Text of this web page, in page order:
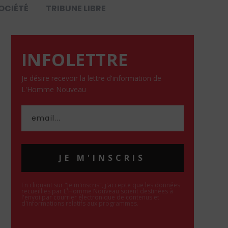
TRIBUNE LIBRE
INFOLETTRE
Je désire recevoir la lettre d'information de
L'Homme Nouveau
JE M'INSCRIS
En cliquant sur "Je m'inscris", j'accepte que les données
recueillies par L'Homme Nouveau soient destinées à
l'envoi par courrier électronique de contenus et
d'informations relatifs aux programmes.